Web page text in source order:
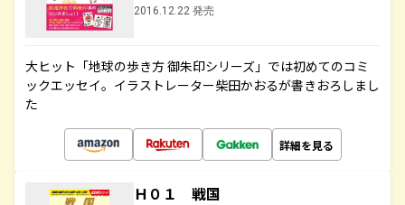
2016.12.22 発売
大ヒット「地球の歩き方 御朱印シリーズ」では初めてのコミ
ックエッセイ。イラストレーター柴田かおるが書きおろしまし
た
詳細を見る
Ｈ０１ 戦国